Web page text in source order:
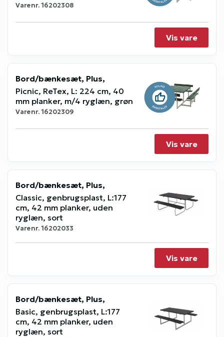
Varenr.16202308
Vis vare
Bord/bænkesæt, Plus,
Picnic, ReTex, L: 224 cm, 40
mm planker, m/4 ryglæn, grøn
Varenr.16202309
Vis vare
Bord/bænkesæt, Plus,
Classic, genbrugsplast, L:177
cm, 42 mm planker, uden
ryglæn, sort
Varenr.16202033
Vis vare
Bord/bænkesæt, Plus,
Basic, genbrugsplast, L:177
cm, 42 mm planker, uden
ryglæn, sort